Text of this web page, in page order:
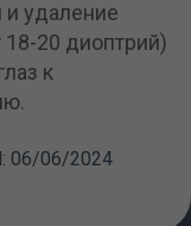
удаление
18-20 диоптрий)
к
06/06/2024